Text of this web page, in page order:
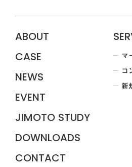
ABOUT
CASE
NEWS
EVENT
JIMOTO STUDY
DOWNLOADS
CONTACT
マ
コ
新